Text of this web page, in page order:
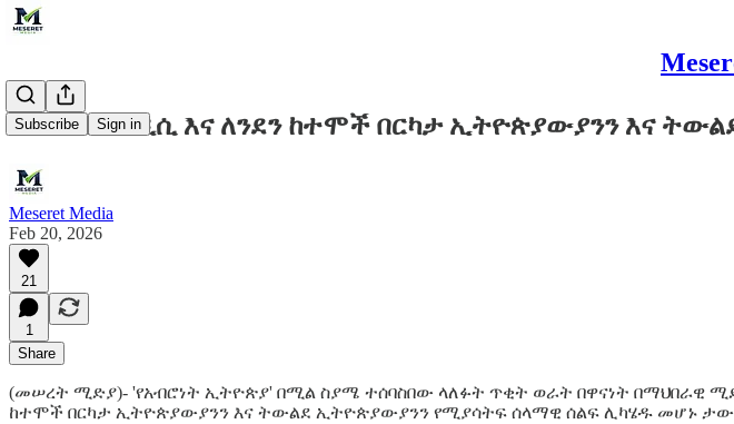
Subscribe Sign in
በዋሽንግተን ዲሲ እና ለንደን ከተሞች በርካታ ኢትዮጵያውያንን እና
Meseret Media
Feb 20, 2026
21
1
Share
(መሠረት ሚድያ)- 'የአብሮነት ኢትዮጵያ' በሚል ስያሜ ተሰባስበው ላለፉት ጥቂት ወራት በዋናነት በማህበራዊ
ከተሞች በርካታ ኢትዮጵያውያንን እና ትውልደ ኢትዮጵያውያንን የሚያሳትፍ ሰላማዊ ሰልፍ ሊካሄዱ መሆኑ